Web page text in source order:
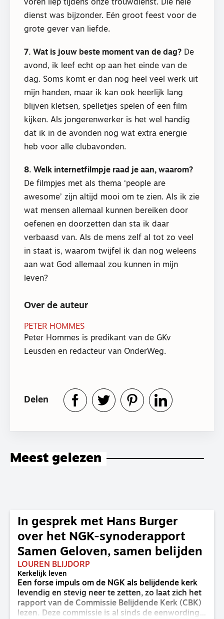
voren liep tijdens onze trouwdienst. Die hele
dienst was bijzonder. Eén groot feest voor de
grote gever van liefde.
7. Wat is jouw beste moment van de dag? De
avond, ik leef echt op aan het einde van de
dag. Soms komt er dan nog heel veel werk uit
mijn handen, maar ik kan ook heerlijk lang
blijven kletsen, spelletjes spelen of een film
kijken. Als jongerenwerker is het wel handig
dat ik in de avonden nog wat extra energie
heb voor alle clubavonden.
8. Welk internetfilmpje raad je aan, waarom?
De filmpjes met als thema ‘people are
awesome’ zijn altijd mooi om te zien. Als ik zie
wat mensen allemaal kunnen bereiken door
oefenen en doorzetten dan sta ik daar
verbaasd van. Als de mens zelf al tot zo veel
in staat is, waarom twijfel ik dan nog weleens
aan wat God allemaal zou kunnen in mijn
leven?
Over de auteur
PETER HOMMES
Peter Hommes is predikant van de GKv
Leusden en redacteur van OnderWeg.
Delen
Meest gelezen
In gesprek met Hans Burger
over het NGK-synoderapport
Samen Geloven, samen belijden
LOUREN BLIJDORP
Kerkelijk leven
Een forse impuls om de NGK als belijdende kerk
levendig en stevig neer te zetten, zo laat zich het
rapport van de Commissie Belijdende Kerk (CBK)
lezen. Deze commissie is al sinds de eenwording